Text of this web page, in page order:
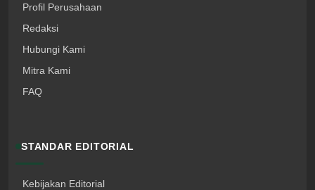
Profil Perusahaan
Redaksi
Hubungi Kami
Mitra Kami
FAQ
STANDAR EDITORIAL
Kebijakan Editorial